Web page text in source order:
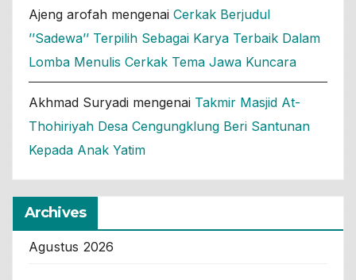
Ajeng arofah mengenai Cerkak Berjudul
’’Sadewa’’ Terpilih Sebagai Karya Terbaik Dalam
Lomba Menulis Cerkak Tema Jawa Kuncara
Akhmad Suryadi mengenai Takmir Masjid At-
Thohiriyah Desa Cengungklung Beri Santunan
Kepada Anak Yatim
Archives
Agustus 2026